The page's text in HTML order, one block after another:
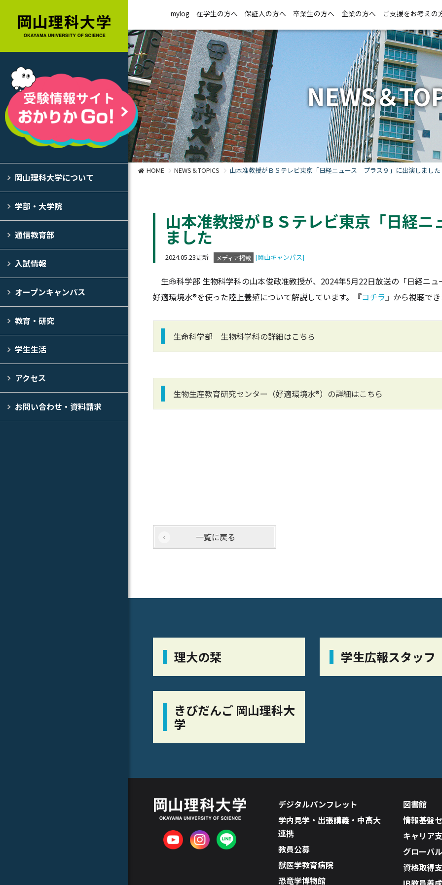
岡山理科大学について
学部・大学院
通信教育部
入試情報
オープンキャンパス
教育・研究
学生生活
アクセス
お問い合わせ・資料請求
mylog 在学生の方へ 保証人の方へ 卒業生の方へ 企業の方へ ご支援をお考えの
NEWS＆
HOME NEWS＆TOPICS 山本准教授がＢＳテレビ東京「日経ニュース プラス９」に出演しました
山本准教授がＢＳテレビ東京「日経
ました
2024.05.23更新 メディア掲載 [岡山キャンパス]
生命科学部 生物科学科の山本俊政准教授が、2024年5月22日放送の「日経ニ
好適環境水®を使った陸上養殖について解説しています。『コチラ』から視聴で
生命科学部 生物科学科の詳細はこちら
生物生産教育研究センター（好適環境水®）の詳細はこちら
一覧に戻る
理大の栞 学生広報スタッフ
きびだんご 岡山理科大
学
デジタルパンフレット
学内見学・出張講義・中高大
連携
教員公募
獣医学教育病院
恐竜学博物館
図書館
情報基盤
キャリア
グローバ
資格取得